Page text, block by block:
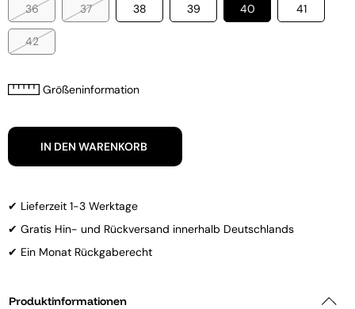
36 37 38 39 40 41
42
Größeninformation
IN DEN WARENKORB
✔ Lieferzeit 1-3 Werktage
✔ Gratis Hin- und Rückversand innerhalb Deutschlands
✔ Ein Monat Rückgaberecht
Produktinformationen